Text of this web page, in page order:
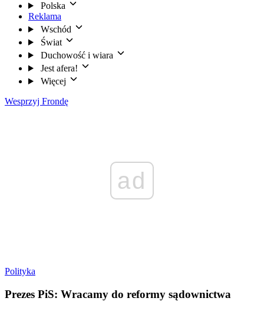
Polska
Reklama
Wschód
Świat
Duchowość i wiara
Jest afera!
Więcej
Wesprzyj Frondę
ad
Polityka
Prezes PiS: Wracamy do reformy sądownictwa